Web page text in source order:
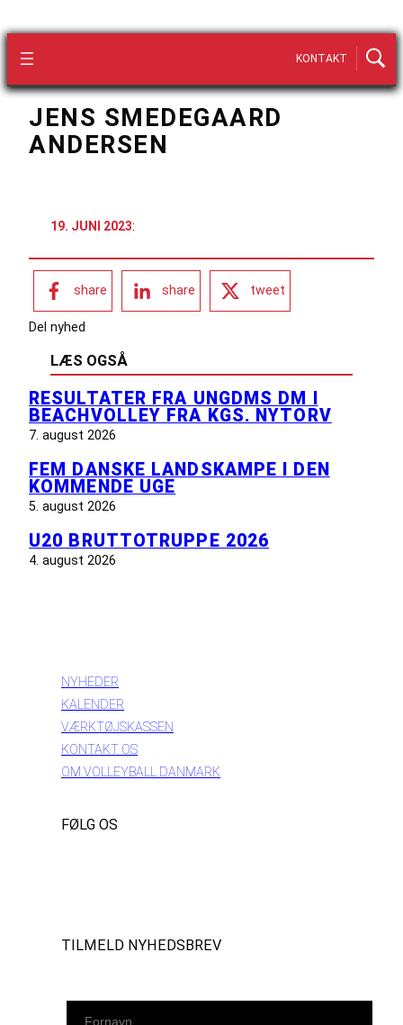
KONTAKT
JENS SMEDEGAARD
ANDERSEN
19. JUNI 2023:
share share tweet
Del nyhed
LÆS OGSÅ
RESULTATER FRA UNGDMS DM I
BEACHVOLLEY FRA KGS. NYTORV
7. august 2026
FEM DANSKE LANDSKAMPE I DEN
KOMMENDE UGE
5. august 2026
U20 BRUTTOTRUPPE 2026
4. august 2026
NYHEDER
KALENDER
VÆRKTØJSKASSEN
KONTAKT OS
OM VOLLEYBALL DANMARK
FØLG OS
TILMELD NYHEDSBREV